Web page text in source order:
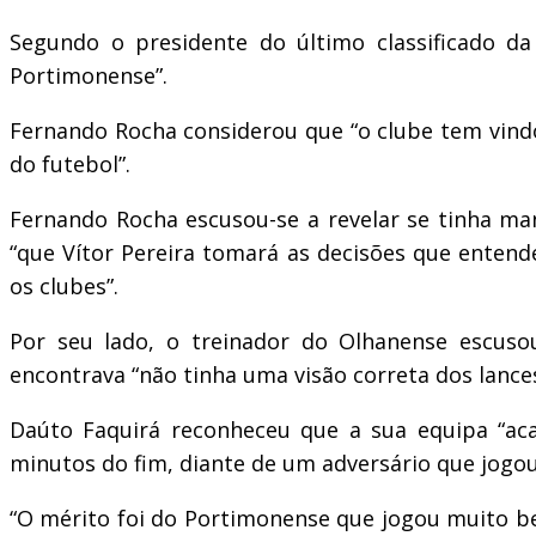
Segundo o presidente do último classificado
Portimonense”.
Fernando Rocha considerou que “o clube tem
do futebol”.
Fernando Rocha escusou-se a revelar se tinha
“que Vítor Pereira tomará as decisões que
os clubes”.
Por seu lado, o treinador do Olhanense
encontrava “não tinha uma visão correta dos
Daúto Faquirá reconheceu que a sua equipa
minutos do fim, diante de um adversário que
“O mérito foi do Portimonense que jogou muito